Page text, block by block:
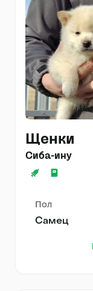
Щенки
Сиба-ину
Пол
Самец